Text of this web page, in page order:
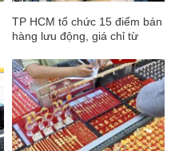
TP HCM tổ chức 15 điểm bán
hàng lưu động, giá chỉ từ